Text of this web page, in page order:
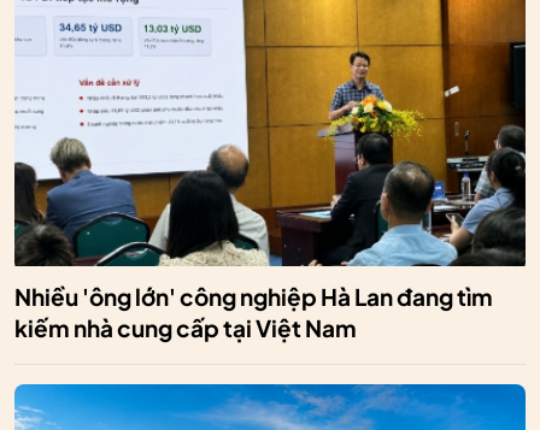
Nhiều 'ông lớn' công nghiệp Hà Lan đang tìm
kiếm nhà cung cấp tại Việt Nam